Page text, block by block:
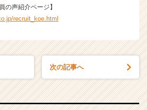
e
e
の声紹介ページ】
recruit_koe.html
次の記事へ